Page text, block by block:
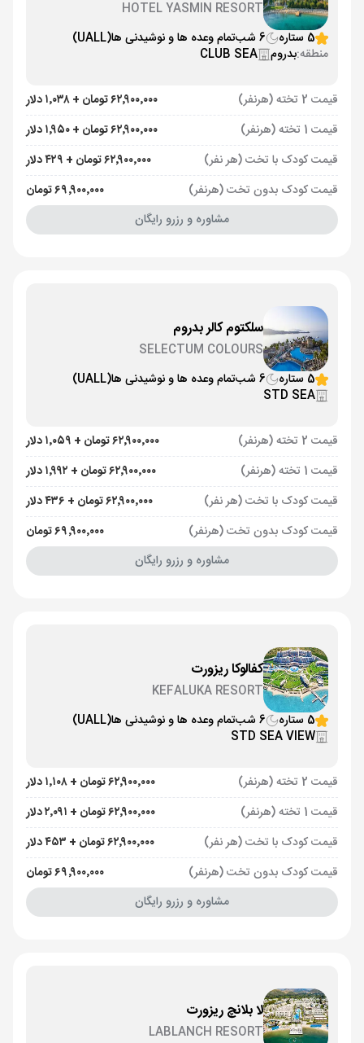
HOTEL YASMIN RESORT
5 ستاره
6 شب تمام وعده ها و نوشیدنی ها(UALL)
منطقه:بدروم CLUB SEA
قیمت 2 تخته (هرنفر)
۶۲٬۹۰۰٬۰۰۰ تومان + ۱٬۰۳۸ دلار
قیمت 1 تخته (هرنفر)
۶۲٬۹۰۰٬۰۰۰ تومان + ۱٬۹۵۰ دلار
قیمت کودک با تخت (هر نفر)
۶۲٬۹۰۰٬۰۰۰ تومان + ۴۲۹ دلار
قیمت کودک بدون تخت (هرنفر)
۶۹٬۹۰۰٬۰۰۰ تومان
مشاوره و رزرو رایگان
سلکتوم کالر بدروم
SELECTUM COLOURS
5 ستاره
6 شب تمام وعده ها و نوشیدنی ها(UALL)
STD SEA
قیمت 2 تخته (هرنفر)
۶۲٬۹۰۰٬۰۰۰ تومان + ۱٬۰۵۹ دلار
قیمت 1 تخته (هرنفر)
۶۲٬۹۰۰٬۰۰۰ تومان + ۱٬۹۹۲ دلار
قیمت کودک با تخت (هر نفر)
۶۲٬۹۰۰٬۰۰۰ تومان + ۴۳۶ دلار
قیمت کودک بدون تخت (هرنفر)
۶۹٬۹۰۰٬۰۰۰ تومان
مشاوره و رزرو رایگان
کفالوکا ریزورت
KEFALUKA RESORT
5 ستاره
6 شب تمام وعده ها و نوشیدنی ها(UALL)
STD SEA VIEW
قیمت 2 تخته (هرنفر)
۶۲٬۹۰۰٬۰۰۰ تومان + ۱٬۱۰۸ دلار
قیمت 1 تخته (هرنفر)
۶۲٬۹۰۰٬۰۰۰ تومان + ۲٬۰۹۱ دلار
قیمت کودک با تخت (هر نفر)
۶۲٬۹۰۰٬۰۰۰ تومان + ۴۵۳ دلار
قیمت کودک بدون تخت (هرنفر)
۶۹٬۹۰۰٬۰۰۰ تومان
مشاوره و رزرو رایگان
لا بلانچ ریزورت
LABLANCH RESORT